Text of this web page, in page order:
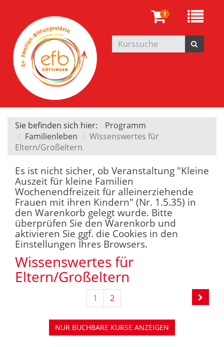
1
Sie befinden sich hier:
Programm
Familienleben
Wissenswertes für
Eltern/Großeltern
Es ist nicht sicher, ob Veranstaltung "Kleine
Auszeit für kleine Familien
Wochenendfreizeit für alleinerziehende
Frauen mit ihren Kindern" (Nr. 1.5.35) in
den Warenkorb gelegt wurde. Bitte
überprüfen Sie den Warenkorb und
aktivieren Sie ggf. die Cookies in den
Einstellungen Ihres Browsers.
Wissenswertes für
Eltern/Großeltern
1 2
NUR BUCHBARE KURSE ANZEIGEN